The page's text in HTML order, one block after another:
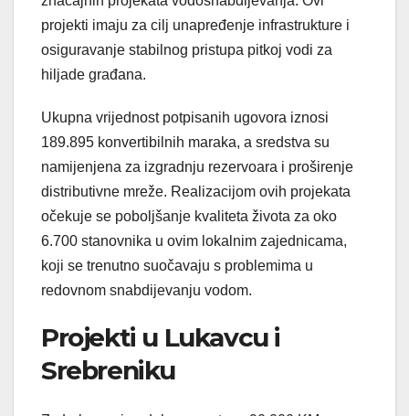
projekti imaju za cilj unapređenje infrastrukture i
osiguravanje stabilnog pristupa pitkoj vodi za
hiljade građana.
Ukupna vrijednost potpisanih ugovora iznosi
189.895 konvertibilnih maraka, a sredstva su
namijenjena za izgradnju rezervoara i proširenje
distributivne mreže. Realizacijom ovih projekata
očekuje se poboljšanje kvaliteta života za oko
6.700 stanovnika u ovim lokalnim zajednicama,
koji se trenutno suočavaju s problemima u
redovnom snabdijevanju vodom.
Projekti u Lukavcu i
Srebreniku